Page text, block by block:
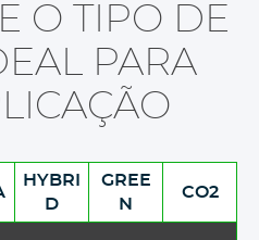
O TIPO DE
PARA
HYBRI
D
GREE
N
CO2